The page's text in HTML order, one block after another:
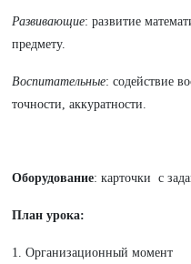
Развивающие: развитие
предмету.
Воспитательные: содействие
точности, аккуратности.
Оборудование: карточки с
План урока:
1. Организационный момент